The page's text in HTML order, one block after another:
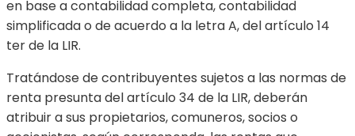
en base a contabilidad completa, contabilidad
simplificada o de acuerdo a la letra A, del artículo 14
ter de la LIR.
Tratándose de contribuyentes sujetos a las normas de
renta presunta del artículo 34 de la LIR, deberán
atribuir a sus propietarios, comuneros, socios o